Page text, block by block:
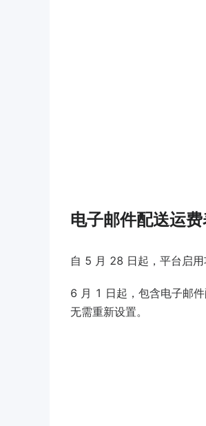
电子邮件配送运
自 5 月 28 日起，平台启用
6 月 1 日起，包含电子邮
无需重新设置。